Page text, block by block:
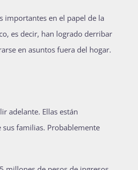
importantes en el papel de la
es decir, han logrado derribar
en asuntos fuera del hogar.
adelante. Ellas están
familias. Probablemente